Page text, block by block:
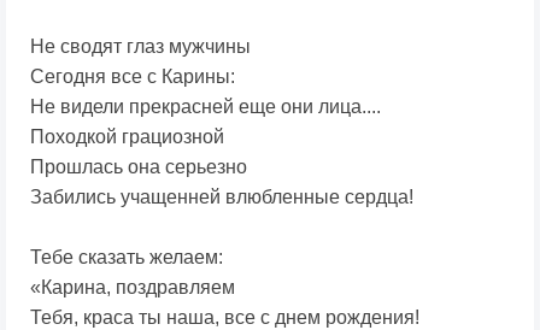
Не сводят глаз мужчины
Сегодня все с Карины:
Не видели прекрасней еще они лица....
Походкой грациозной
Прошлась она серьезно
Забились учащенней влюбленные сердца!
Тебе сказать желаем:
«Карина, поздравляем
Тебя, краса ты наша, все с днем рождения!